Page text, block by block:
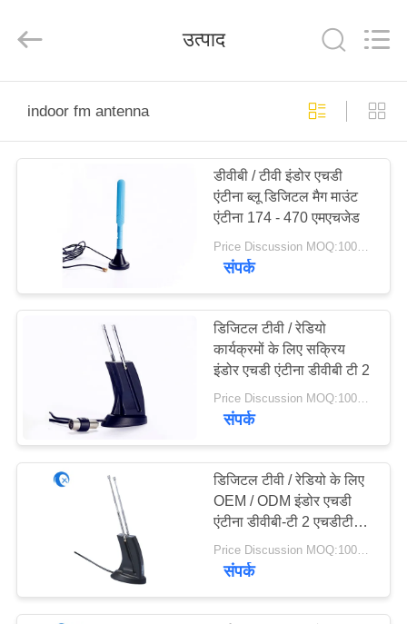
उत्पादों
गुणवत्ता
नियंत्रण
समाचार
Reserved.
उत्पाद
indoor fm antenna
डीवीबी / टीवी इंडोर एचडी
एंटीना ब्लू डिजिटल मैग माउंट
एंटीना 174 - 470 एमएचजेड
Price Discussion MOQ:100PCS
संपर्क
डिजिटल टीवी / रेडियो
कार्यक्रमों के लिए सक्रिय
इंडोर एचडी एंटीना डीवीबी टी 2
Price Discussion MOQ:100PCS
संपर्क
डिजिटल टीवी / रेडियो के लिए
OEM / ODM इंडोर एचडी
एंटीना डीवीबी-टी 2 एचडीटीवी
इंडोर एंटीना
Price Discussion MOQ:100PCS
संपर्क